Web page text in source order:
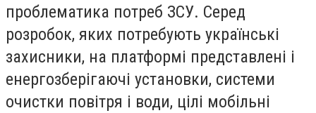
проблематика потреб ЗСУ. Серед
розробок, яких потребують українські
захисники, на платформі представлені і
енергозберігаючі установки, системи
очистки повітря і води, цілі мобільні